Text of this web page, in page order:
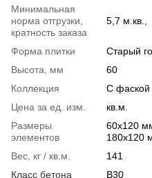
Минимальная
норма отгрузки,
кратность заказа
5,7 м.кв.,
Форма плитки
Старый
Высота, мм
60
Коллекция
С фаской
Цена за ед. изм.
кв.м.
Размеры
элементов
60х120
180х120
Вес, кг / кв.м.
141
Класс бетона
B30